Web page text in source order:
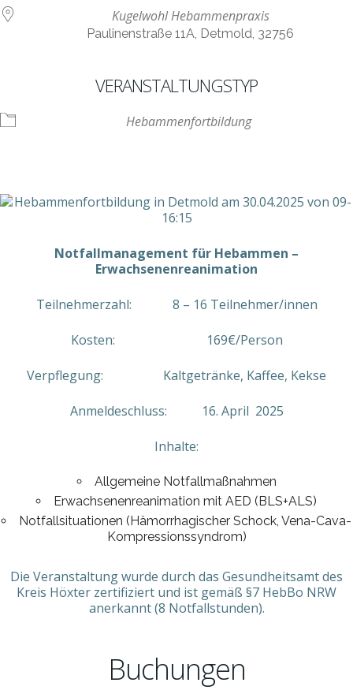
Kugelwohl Hebammenpraxis
Paulinenstraße 11A, Detmold, 32756
VERANSTALTUNGSTYP
Hebammenfortbildung
Notfallmanagement für Hebammen –
Erwachsenenreanimation
Teilnehmerzahl: 8 – 16 Teilnehmer/innen
Kosten: 169€/Person
Verpflegung: Kaltgetränke, Kaffee, Kekse
Anmeldeschluss: 16. April 2025
Inhalte:
Allgemeine Notfallmaßnahmen
Erwachsenenreanimation mit AED (BLS+ALS)
Notfallsituationen (Hämorrhagischer Schock, Vena-Cava-
Kompressionssyndrom)
Die Veranstaltung wurde durch das Gesundheitsamt des
Kreis Höxter zertifiziert und ist gemäß §7 HebBo NRW
anerkannt (8 Notfallstunden).
Buchungen